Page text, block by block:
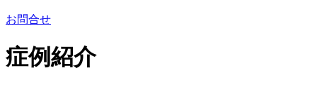
お問合せ
症例紹介